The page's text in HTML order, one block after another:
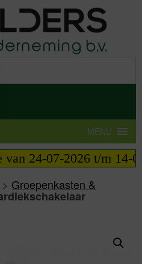
MENU
07-2026 t/m 14-
> Groepenkasten &